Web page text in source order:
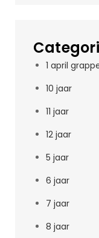
1 april
10 jaar
11 jaar
12 jaar
5 jaar
6 jaar
7 jaar
8 jaar